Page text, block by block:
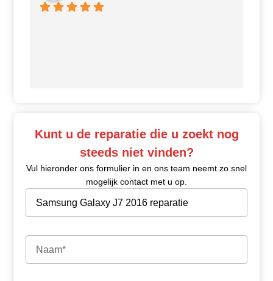
Kunt u de reparatie die u zoekt nog
steeds niet vinden?
Vul hieronder ons formulier in en ons team neemt zo snel
mogelijk contact met u op.